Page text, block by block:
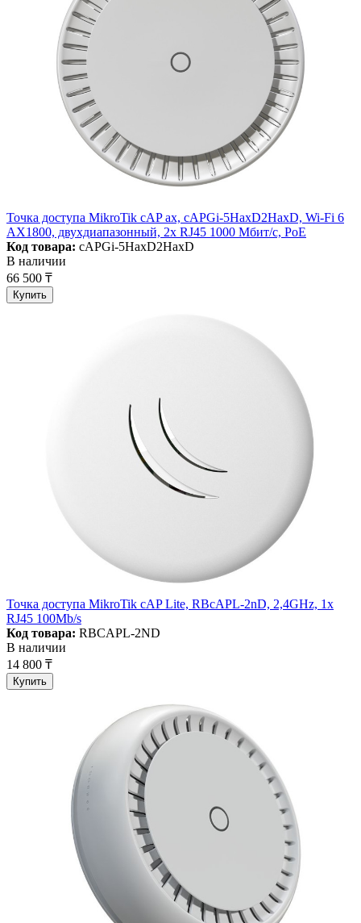
Точка доступа MikroTik cAP ax, cAPGi-5HaxD2HaxD, Wi-Fi 6
AX1800, двухдиапазонный, 2x RJ45 1000 Мбит/с, PoE
Код товара: cAPGi-5HaxD2HaxD
В наличии
66 500 ₸
Купить
Точка доступа MikroTik cAP Lite, RBcAPL-2nD, 2,4GHz, 1x
RJ45 100Mb/s
Код товара: RBCAPL-2ND
В наличии
14 800 ₸
Купить